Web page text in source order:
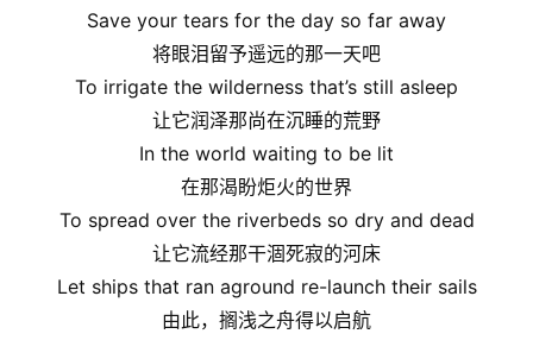
Save your tears for the day so far away
将眼泪留予遥远的那一天吧
To irrigate the wilderness that’s still asleep
让它润泽那尚在沉睡的荒野
In the world waiting to be lit
在那渴盼炬火的世界
To spread over the riverbeds so dry and dead
让它流经那干涸死寂的河床
Let ships that ran aground re-launch their sails
由此，搁浅之舟得以启航